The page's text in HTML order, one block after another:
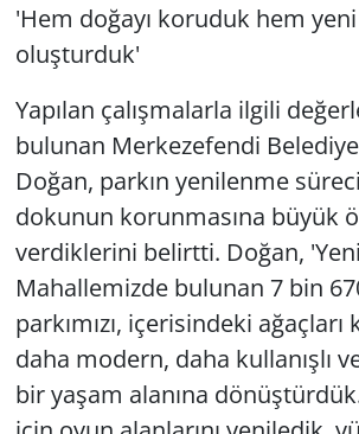
'Hem doğayı koruduk hem
oluşturduk'
Yapılan çalışmalarla ilgili
bulunan Merkezefendi Belediye
Doğan, parkın yenilenme
dokunun korunmasına büyük
verdiklerini belirtti. Doğan,
Mahallemizde bulunan 7 bin
parkımızı, içerisindeki
daha modern, daha kullanışlı
bir yaşam alanına